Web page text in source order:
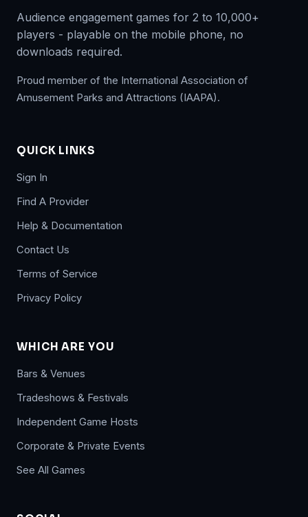
Audience engagement games for 2 to 10,000+
players - playable on the mobile phone, no
downloads required.
Proud member of the International Association of
Amusement Parks and Attractions (IAAPA).
QUICK LINKS
Sign In
Find A Provider
Help & Documentation
Contact Us
Terms of Service
Privacy Policy
WHICH ARE YOU
Bars & Venues
Tradeshows & Festivals
Independent Game Hosts
Corporate & Private Events
See All Games